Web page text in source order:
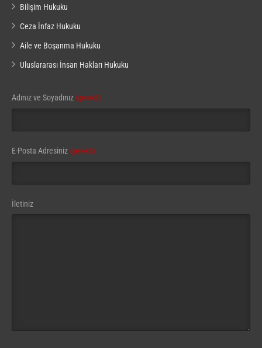
Bilişim Hukuku
Ceza İnfaz Hukuku
Aile ve Boşanma Hukuku
Uluslararası İnsan Hakları Hukuku
Phone
Number (gerekli)
Adınız ve Soyadınız (gerekli)
E-Posta Adresiniz (gerekli)
İletiniz